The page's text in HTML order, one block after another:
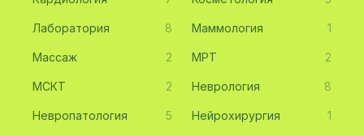
Лаборатория 8 Маммология 1
Массаж 2 МРТ 2
МСКТ 2 Неврология 8
Невропатология 5 Нейрохирургия 1